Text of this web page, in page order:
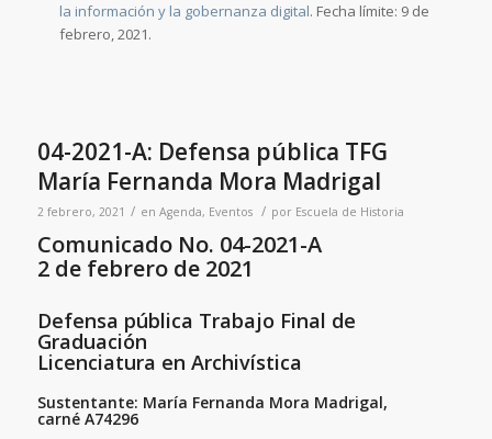
la información y la gobernanza digital. Fecha límite: 9 de
febrero, 2021.
04-2021-A: Defensa pública TFG
María Fernanda Mora Madrigal
2 febrero, 2021 / en Agenda, Eventos / por Escuela de Historia
Comunicado No. 04-2021-A
2 de febrero de 2021
Defensa pública Trabajo Final de
Graduación
Licenciatura en Archivística
Sustentante: María Fernanda Mora Madrigal,
carné A74296